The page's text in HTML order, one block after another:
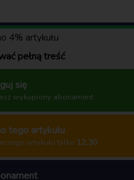
4% artykułu
pełną treść
się
wykupiony abonament
tego artykułu
artykułu tylko 12,30